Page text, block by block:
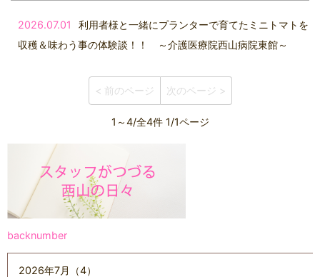
2026.07.01
利用者様と一緒にプランターで育てたミニトマトを
収穫＆味わう事の体験談！！ ～介護医療院西山病院東館～
< 前のページ 次のページ >
1～4/全4件 1/1ページ
backnumber
2026年7月（4）